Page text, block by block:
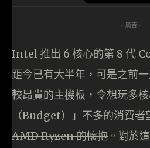
- 廣告 -
Intel 推出 6 核心的第 8 代
距今已有大半年，可是之前
較昂貴的主機板，令想玩多
（Budget）」不多的消費者
AMD Ryzen 的懷抱 。對於